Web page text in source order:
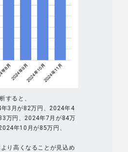
すると、
3月が82万円、2024年4
万円、2024年7月が84万
年10月が85万円、
り高くなることが見込め